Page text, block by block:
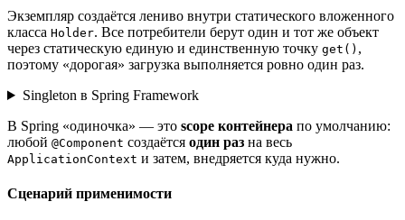
Экземпляр создаётся лениво внутри статического вложенного
класса Holder. Все потребители берут один и тот же объект
через статическую единую и единственную точку get() ,
поэтому «дорогая» загрузка выполняется ровно один раз.
Singleton в Spring Framework
В Spring «одиночка» — это scope контейнера по умолчанию:
любой @Component создаётся один раз на весь
ApplicationContext и затем, внедряется куда нужно.
Сценарий применимости